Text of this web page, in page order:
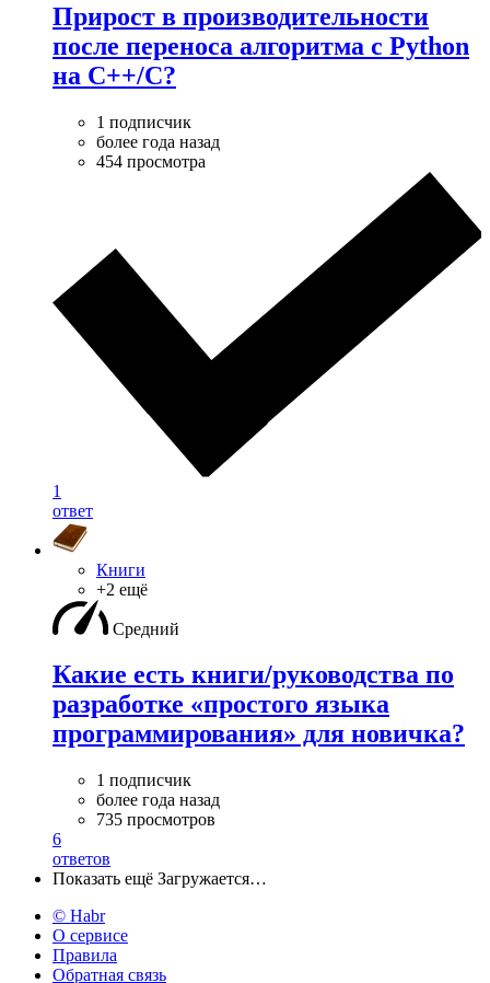
Прирост в производительности
после переноса алгоритма с Python
на C++/C?
1 подписчик
более года назад
454 просмотра
1
ответ
Книги
+2 ещё
Средний
Какие есть книги/руководства по
разработке «простого языка
программирования» для новичка?
1 подписчик
более года назад
735 просмотров
6
ответов
Показать ещё Загружается…
© Habr
О сервисе
Правила
Обратная связь